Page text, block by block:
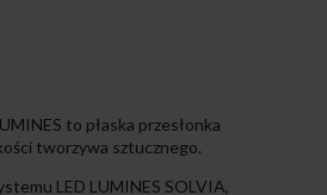
to płaska przesłonka
tworzywa sztucznego.
LED LUMINES SOLVIA,